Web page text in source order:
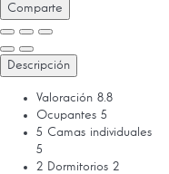
Comparte
Descripción
Valoración 8.8
Ocupantes 5
5 Camas individuales
5
2 Dormitorios 2